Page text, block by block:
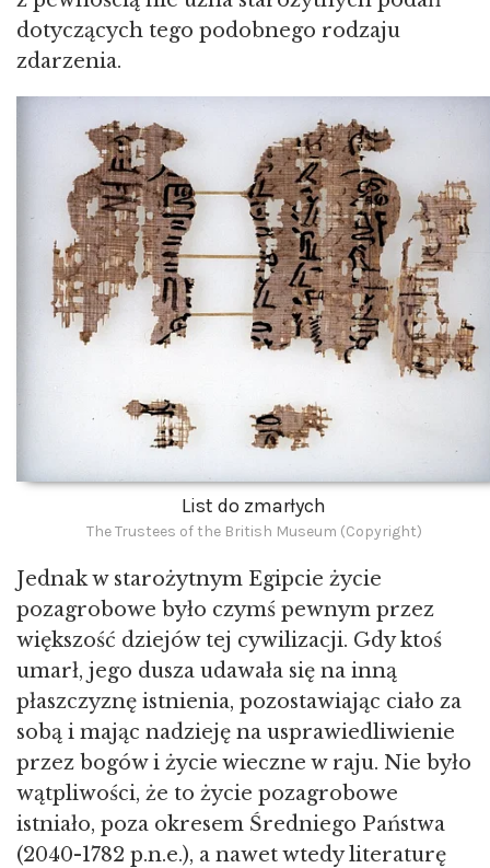
dotyczących tego podobnego rodzaju
zdarzenia.
List do zmarłych
The Trustees of the British Museum (Copyright)
Jednak w starożytnym Egipcie życie
pozagrobowe było czymś pewnym przez
większość dziejów tej cywilizacji. Gdy ktoś
umarł, jego dusza udawała się na inną
płaszczyznę istnienia, pozostawiając ciało za
sobą i mając nadzieję na usprawiedliwienie
przez bogów i życie wieczne w raju. Nie było
wątpliwości, że to życie pozagrobowe
istniało, poza okresem Średniego Państwa
(2040-1782 p.n.e.), a nawet wtedy literaturę